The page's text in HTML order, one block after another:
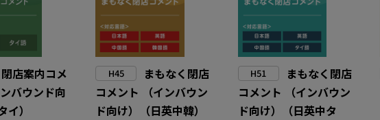
閉店案内コメ
バウンド向
）
H45
まもなく閉店
コメント （インバウン
ド向け）（日英中韓）
H51
まもなく閉店
コメント （インバウン
ド向け）（日英中タ